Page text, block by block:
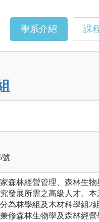
學系介紹 課
號
森林經營管理、森林生
發展所需之高級人才。本
為林學組及木材科學組2
修森林生物學及森林經